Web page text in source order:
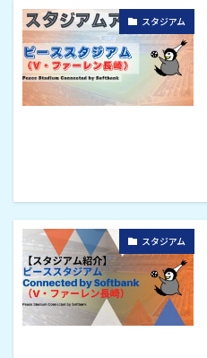
スタジアム
スタジアム